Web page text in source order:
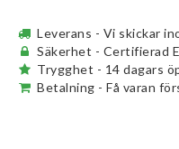
Leverans - Vi skickar
Säkerhet - Certifierad
Trygghet - 14 dagars
Betalning - Få varan